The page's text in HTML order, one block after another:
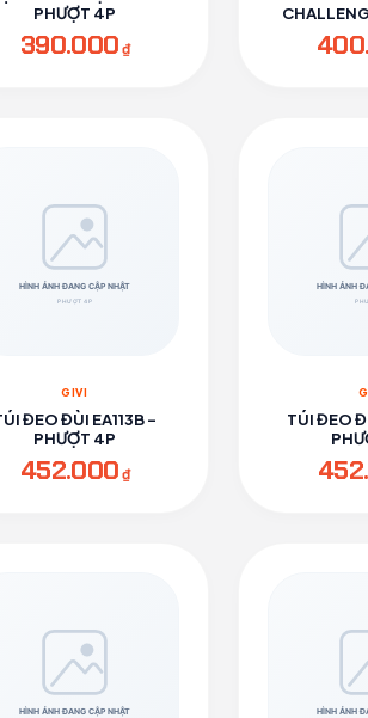
PHƯỢT 4P
390.000₫
GIVI
ĐEO ĐÙI EA113B -
PHƯỢT 4P
452.000₫
TÚI ĐEO